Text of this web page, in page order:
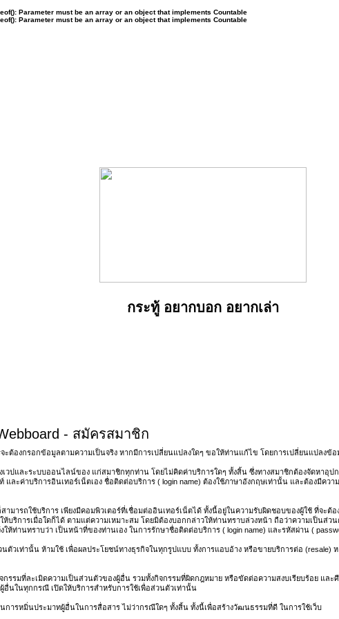
Parameter must be an array or an object that implements Countable
Parameter must be an array or an object that implements Countable
กระทู้ อยากบอก อยากเล่า
- สมัครสมาชิก
ต้องกรอกข้อมูลตามความเป็นจริง หากมีการเปลี่ยนแปลงใดๆ ขอให้ท่านแก้ไข โดยการเปลี่ยนแปลงข้
เวปและระบบออนไลน์ของ แก่สมาชิกทุกท่าน โดยไม่คิดค่าบริการใดๆ ทั้งสิ้น ซึ่งทางสมาชิกต้องจัดหาอุ
และค่าบริการอินเทอร์เน็ตเอง ชื่อติดต่อบริการ ( login name) ต้องใช้ภาษาอังกฤษเท่านั้น และต้องมีควา
มารถใช้บริการ เพียงมีคอมพิวเตอร์ที่เชื่อมต่ออินเทอร์เน็ตได้ ทั้งนี้อยู่ในความรับผิดชอบของผู้ใช้ ที่จะต้
ห้บริการเมื่อใดก็ได้ ตามแต่ความเหมาะสม โดยมิต้องบอกกล่าวให้ท่านทราบล่วงหน้า ถือว่าความเป็นส่ว
ให้ท่านทราบว่า เป็นหน้าที่ของท่านเอง ในการรักษาชื่อติดต่อบริการ ( login name) และรหัสผ่าน (
นตัวเท่านั้น ห้ามใช้ เพื่อผลประโยชน์ทางธุรกิจในทุกรูปแบบ ทั้งการแอบอ้าง หรือขายบริการต่อ (resale)
กรรมที่ละเมิดความเป็นส่วนตัวของผู้อื่น รวมทั้งกิจกรรมที่ผิดกฎหมาย หรือขัดต่อความสงบเรียบร้อย แล
อื่นในทุกกรณี เปิดให้บริการสำหรับการใช้เพื่อส่วนตัวเท่านั้น
การหมิ่นประมาทผู้อื่นในการสื่อสาร ไม่ว่ากรณีใดๆ ทั้งสิ้น ทั้งนี้เพื่อสร้างวัฒนธรรมที่ดี ในการใช้เว็บ